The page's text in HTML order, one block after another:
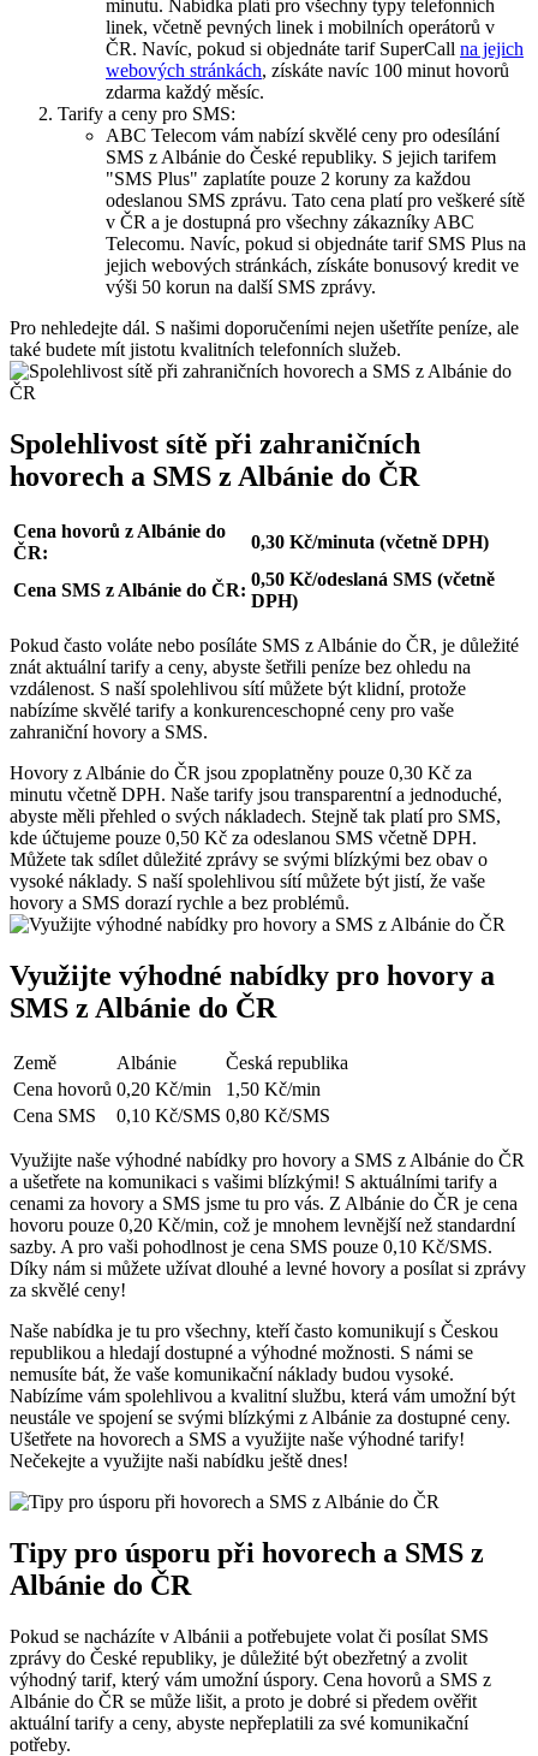
minutu. ⁣Nabídka platí pro všechny typy telefonních
linek, včetně pevných linek i ⁤mobilních operátorů v
ČR. Navíc, pokud si objednáte tarif SuperCall na jejich
webových stránkách, ⁢získáte navíc 100 minut hovorů
zdarma každý měsíc.
Tarify a ceny pro SMS:
ABC Telecom vám ​nabízí skvělé⁣ ceny pro ⁣odesílání
SMS z Albánie do České republiky. S jejich tarifem
"SMS Plus" zaplatíte pouze 2 koruny za každou
odeslanou SMS zprávu. Tato cena platí pro veškeré sítě
v ČR a je dostupná pro všechny zákazníky ABC
Telecomu. Navíc, pokud si objednáte tarif ‌SMS Plus na
jejich webových stránkách, získáte bonusový kredit ve
výši 50 korun na další ⁤SMS zprávy.
Pro nehledejte dál. S ⁤našimi ​doporučeními nejen ušetříte peníze, ale
také budete mít jistotu kvalitních telefonních služeb.
Spolehlivost sítě při zahraničních
hovorech a SMS z Albánie⁢ do ČR
Cena hovorů ‍z Albánie do
ČR:
0,30 Kč/minuta (včetně DPH)
Cena SMS z Albánie do ČR:
0,50 Kč/odeslaná SMS (včetně
DPH)
Pokud ​často voláte‌ nebo posíláte⁤ SMS z​ Albánie⁤ do ČR, je důležité
znát aktuální tarify a ceny, abyste​ šetřili peníze bez ohledu na
vzdálenost. S naší spolehlivou ​sítí můžete být klidní, protože
nabízíme skvělé tarify ‍a konkurenceschopné⁢ ceny pro vaše
⁢zahraniční hovory a SMS.
Hovory z Albánie do ČR jsou zpoplatněny pouze 0,30 Kč za
minutu včetně DPH. Naše tarify jsou transparentní a jednoduché,
abyste měli přehled o svých nákladech. Stejně tak platí pro SMS,
kde účtujeme ‍pouze 0,50 ‍Kč ‌za odeslanou SMS včetně DPH.
Můžete ‍tak sdílet důležité zprávy se svými blízkými bez obav o
vysoké náklady. S naší spolehlivou sítí můžete být jistí, že vaše
hovory a ​SMS dorazí rychle a bez problémů.
Využijte výhodné nabídky pro hovory a
SMS z Albánie do ČR
Země Albánie
Česká republika
Cena hovorů 0,20 Kč/min
1,50 Kč/min
Cena SMS
0,10 Kč/SMS 0,80 Kč/SMS
Využijte naše výhodné nabídky pro hovory a SMS z Albánie do ČR
a ušetřete na komunikaci‌ s ⁢vašimi blízkými! S aktuálními tarify a
cenami za hovory a SMS jsme tu pro ​vás. Z Albánie do ČR je cena
hovoru ⁣pouze 0,20 Kč/min, což je mnohem levnější než‌ standardní
sazby. A ⁢pro vaši pohodlnost je cena SMS‍ pouze ⁤0,10 Kč/SMS.⁤
Díky nám si můžete užívat dlouhé a levné hovory a posílat si zprávy
za skvělé ceny!
Naše nabídka je tu ​pro všechny, ​kteří často komunikují s Českou
republikou a hledají dostupné a výhodné možnosti. S námi se
nemusíte bát, že vaše komunikační náklady budou ‌vysoké.
Nabízíme vám‌ spolehlivou a kvalitní službu, která ⁤vám umožní být
neustále ve spojení ​se svými ⁢blízkými z Albánie za dostupné ​ceny.
Ušetřete na hovorech a SMS a využijte naše výhodné⁤ tarify!
Nečekejte a využijte naši nabídku ještě dnes!
Tipy pro úsporu při hovorech a SMS z⁤
Albánie do ČR
Pokud se ⁢nacházíte v Albánii a potřebujete volat či posílat SMS
zprávy do České republiky, je důležité být obezřetný a zvolit
výhodný tarif, který vám umožní úspory. Cena hovorů a SMS z
Albánie do ČR‌ se může lišit, a​ proto je dobré si předem ověřit
aktuální tarify a ceny, abyste nepřeplatili za své komunikační
potřeby.